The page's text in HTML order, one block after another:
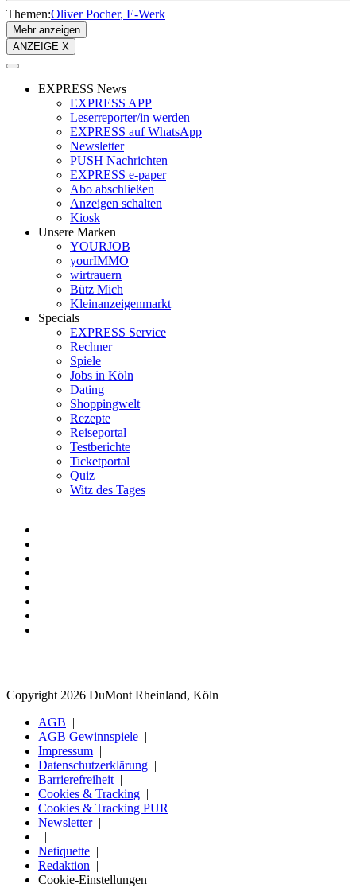
Themen:Oliver Pocher E-Werk
Mehr anzeigen
ANZEIGE X
EXPRESS News
EXPRESS APP
Leserreporter/in werden
EXPRESS auf WhatsApp
Newsletter
PUSH Nachrichten
EXPRESS e-paper
Abo abschließen
Anzeigen schalten
Kiosk
Unsere Marken
YOURJOB
yourIMMO
wirtrauern
Bütz Mich
Kleinanzeigenmarkt
Specials
EXPRESS Service
Rechner
Spiele
Jobs in Köln
Dating
Shoppingwelt
Rezepte
Reiseportal
Testberichte
Ticketportal
Quiz
Witz des Tages
Copyright 2026 DuMont Rheinland, Köln
AGB
AGB Gewinnspiele
Impressum
Datenschutzerklärung
Barrierefreiheit
Cookies & Tracking
Cookies & Tracking PUR
Newsletter
Netiquette
Redaktion
Cookie-Einstellungen